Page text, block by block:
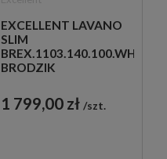
EXCELLENT LAVANO
SLIM
BREX.1103.140.100.WHN
BRODZIK
1 799,00 zł szt.